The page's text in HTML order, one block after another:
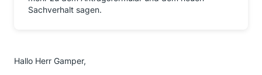
Sachverhalt sagen.
Hallo Herr Gamper,